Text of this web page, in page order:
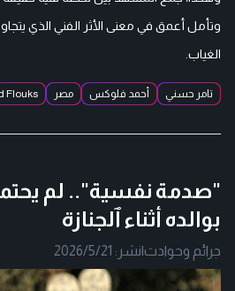
وتأمل أعمق في معنى الأثر الفني الذي
الغياب.
تامر حسني أحمد فلوكس مصر Flouks
"صدمة نفسية".. لم
بوالده أثناء ٱلجنازة
جرائم وحوادث|نشر: 2026/5/21